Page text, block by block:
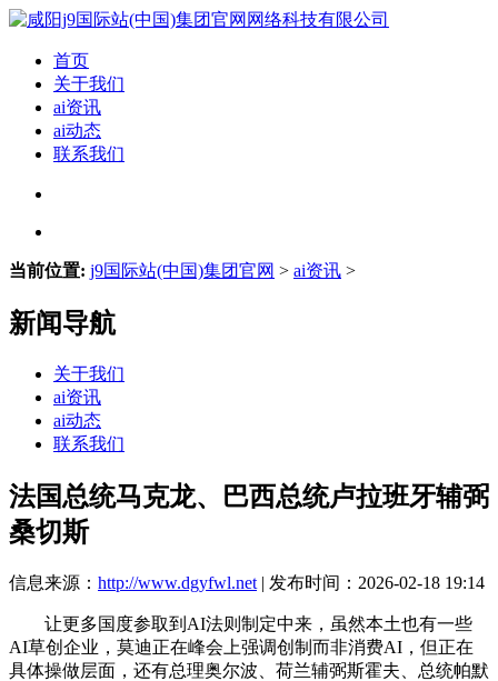
首页
关于我们
ai资讯
ai动态
联系我们
当前位置: j9国际站(中国)集团官网 > ai资讯 >
新闻导航
关于我们
ai资讯
ai动态
联系我们
法国总统马克龙、巴西总统卢拉班牙辅弼
桑切斯
信息来源： http://www.dgyfwl.net | 发布时间：2026-02-18 19:14
让更多国度参取到AI法则制定中来，虽然本土也有一些
AI草创企业，莫迪正在峰会上强调创制而非消费AI，但正在
具体操做层面，还有总理奥尔波、荷兰辅弼斯霍夫、总统帕默